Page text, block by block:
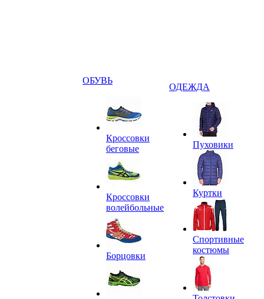
ОБУВЬ
Кроссовки
беговые
Кроссовки
волейбольные
Борцовки
ОДЕЖДА
Пуховики
Куртки
Спортивные
костюмы